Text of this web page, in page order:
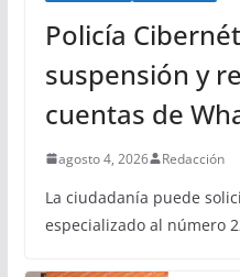
Policía
suspensión y
cuentas de
agosto 4, 2026 Redacción
La ciudadanía puede
especializado al número